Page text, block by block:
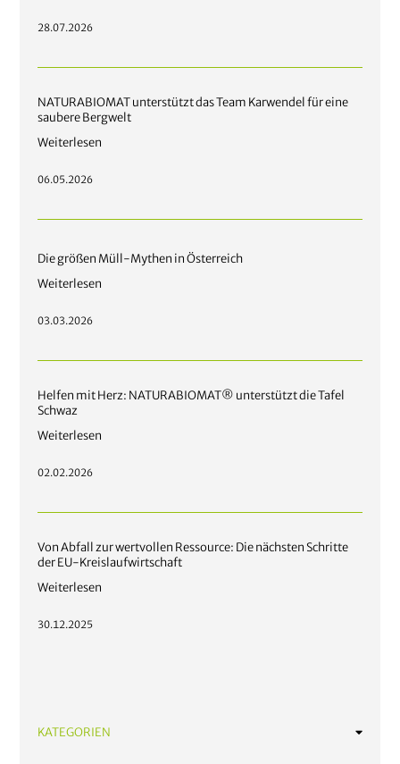
28.07.2026
NATURABIOMAT unterstützt das Team Karwendel für eine
saubere Bergwelt
Weiterlesen
06.05.2026
Die größen Müll-Mythen in Österreich
Weiterlesen
03.03.2026
Helfen mit Herz: NATURABIOMAT® unterstützt die Tafel
Schwaz
Weiterlesen
02.02.2026
Von Abfall zur wertvollen Ressource: Die nächsten Schritte
der EU-Kreislaufwirtschaft
Weiterlesen
30.12.2025
KATEGORIEN